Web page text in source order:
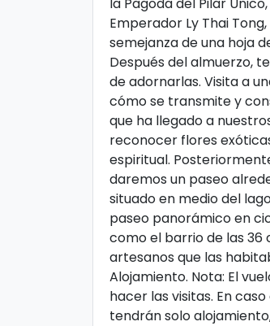
Emperador Ly Thai
semejanza de una hoja
Después del almuerzo,
de adornarlas. Visita a
cómo se transmite y
que ha llegado a
reconocer flores
espiritual.
daremos un paseo
situado en medio del
paseo panorámico en
como el barrio de las 36
artesanos que las
Alojamiento. Nota: El
hacer las visitas. En
tendrán solo